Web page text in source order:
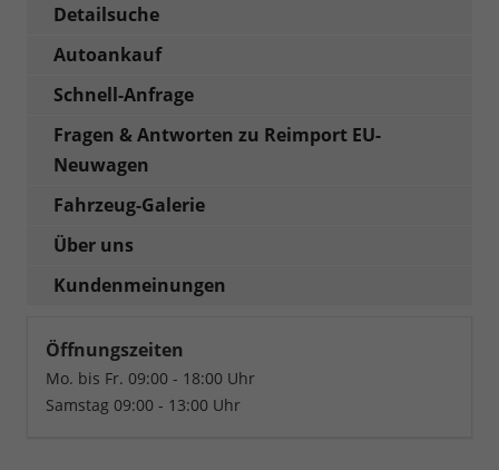
Detailsuche
Autoankauf
Schnell-Anfrage
Fragen & Antworten zu Reimport EU-
Neuwagen
Fahrzeug-Galerie
Über uns
Kundenmeinungen
Öffnungszeiten
Mo. bis Fr. 09:00 - 18:00 Uhr
Samstag 09:00 - 13:00 Uhr